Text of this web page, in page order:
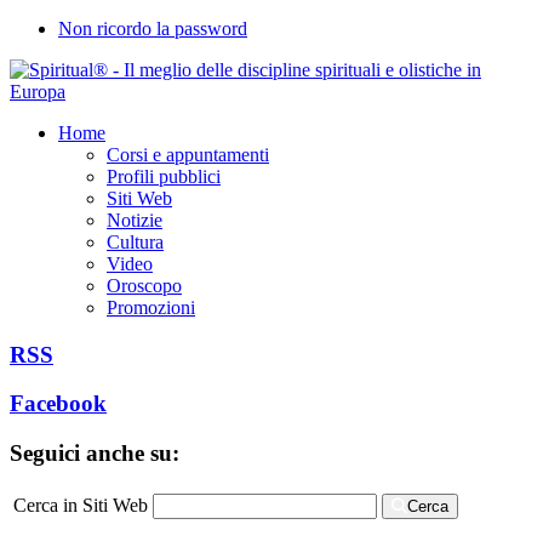
Non ricordo la password
Home
Corsi e appuntamenti
Profili pubblici
Siti Web
Notizie
Cultura
Video
Oroscopo
Promozioni
RSS
Facebook
Seguici anche su:
Cerca in Siti Web Cerca